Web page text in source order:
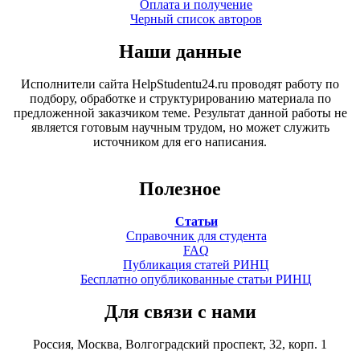
Оплата и получение
Черный список авторов
Наши данные
Исполнители сайта HelpStudentu24.ru проводят работу по
подбору, обработке и структурированию материала по
предложенной заказчиком теме. Результат данной работы не
является готовым научным трудом, но может служить
источником для его написания.
Полезное
Статьи
Справочник для студента
FAQ
Публикация статей РИНЦ
Бесплатно опубликованные статьи РИНЦ
Для связи с нами
Россия, Москва, Волгоградский проспект, 32, корп. 1